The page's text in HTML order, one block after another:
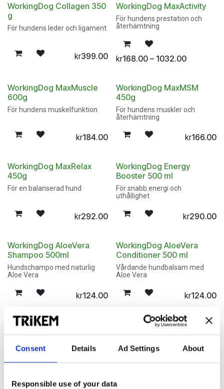
Consent Details Ad Settings About
Responsible use of your data
WorkingDog Collagen 350
g
För hundens leder och ligament
kr399.00
WorkingDog MaxActivity
För hundens prestation och
återhämtning
kr168.00 – 1032.00
WorkingDog MaxMuscle
600g
För hundens muskelfunktion
kr184.00
WorkingDog MaxMSM
450g
För hundens muskler och
återhämtning
kr166.00
WorkingDog MaxRelax
450g
För en balanserad hund
kr292.00
WorkingDog Energy
Booster 500 ml
För snabb energi och
uthållighet
kr290.00
WorkingDog AloeVera
Shampoo 500ml
Hundschampo med naturlig
Aloe Vera
kr124.00
WorkingDog AloeVera
Conditioner 500 ml
Vårdande hundbalsam med
Aloe Vera
kr124.00
WorkingDog Gloss
Shampoo 500ml
För en glansig och
smutsavvisande päls
WorkingDog Vitamin
Shampoo 500 ml
Reparerar och stärker hundens
päls